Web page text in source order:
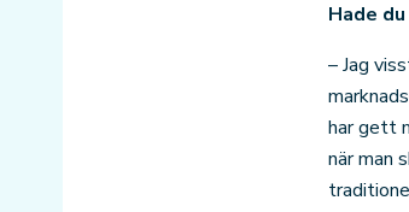
Hade
– Jag
har gett
när man